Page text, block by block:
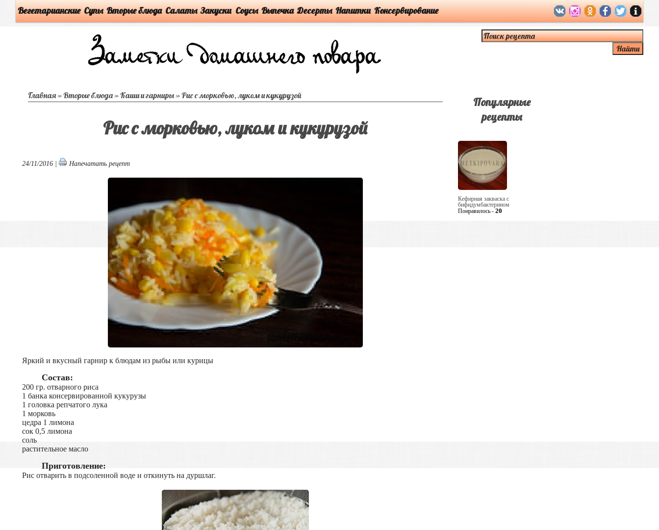
Вегетарианские Супы Вторые блюда Салаты Закуски Соусы Выпечка Десерты Напитки Консервирование
Главная»Вторые блюда»Каши и гарниры»Рис с морковью, луком и кукурузой
Рис с морковью, луком и кукурузой
24/11/2016 | Напечатать рецепт
Яркий и вкусный гарнир к блюдам из рыбы или курицы
Состав:
200 гр. отварного риса
1 банка консервированной кукурузы
1 головка репчатого лука
1 морковь
цедра 1 лимона
сок 0,5 лимона
соль
растительное масло
Приготовление:
Рис отварить в подсоленной воде и откинуть на дуршлаг.
Популярные
рецепты
Кефирная закваска с
бифидумбактерином
Понравилось - 20